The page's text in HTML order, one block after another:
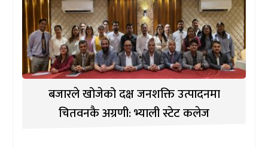
बजारले खोजेको दक्ष जनशक्ति उत्पादनमा
चितवनकै अग्रणी: भ्याली स्टेट कलेज